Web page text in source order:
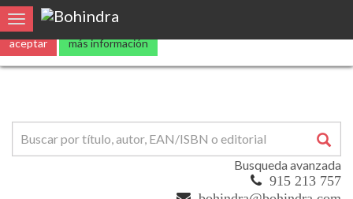
Toggle navigation
bohindra@bohindra.com
C/ de la Paz 15, 28012 Madrid (España)
Psicología / Constelaciones > Psicología